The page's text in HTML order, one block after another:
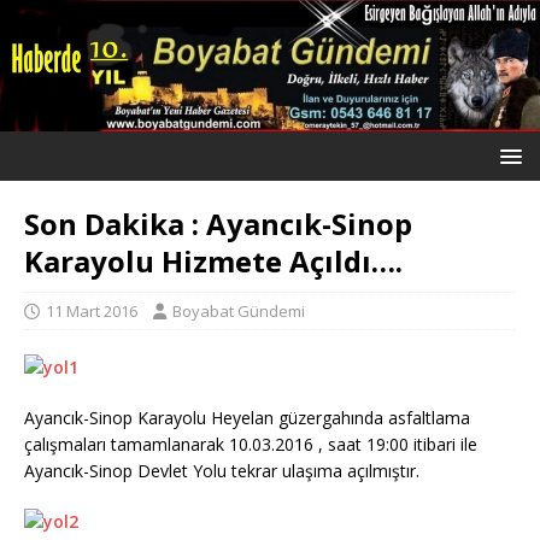
Son Dakika : Ayancık-Sinop
Karayolu Hizmete Açıldı….
11 Mart 2016 Boyabat Gündemi
Ayancık-Sinop Karayolu Heyelan güzergahında asfaltlama
çalışmaları tamamlanarak 10.03.2016 , saat 19:00 itibari ile
Ayancık-Sinop Devlet Yolu tekrar ulaşıma açılmıştır.